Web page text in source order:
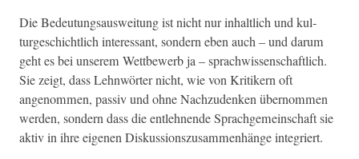
Die Bedeu­tungsausweitung ist nicht nur inhaltlich und kul­
turgeschichtlich inter­es­sant, son­dern eben auch – und darum
geht es bei unserem Wet­tbe­werb ja – sprach­wis­senschaftlich.
Sie zeigt, dass Lehn­wörter nicht, wie von Kri­tik­ern oft
angenom­men, pas­siv und ohne Nachzu­denken über­nom­men
wer­den, son­dern dass die entlehnende Sprachge­mein­schaft sie
aktiv in ihre eige­nen Diskus­sion­szusam­men­hänge integriert.